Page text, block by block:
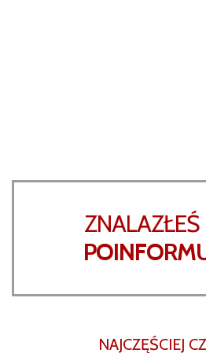
ZNALAZŁEŚ
NAJCZĘŚCIEJ